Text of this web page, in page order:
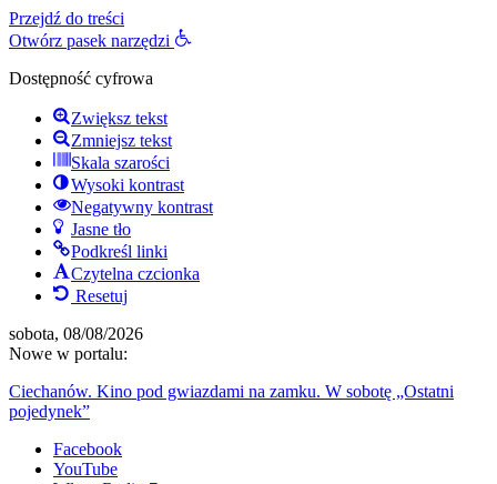
Przejdź do treści
Otwórz pasek narzędzi
Dostępność cyfrowa
Zwiększ tekst
Zmniejsz tekst
Skala szarości
Wysoki kontrast
Negatywny kontrast
Jasne tło
Podkreśl linki
Czytelna czcionka
Resetuj
sobota, 08/08/2026
Nowe w portalu:
Ciechanów. Kino pod gwiazdami na zamku. W sobotę „Ostatni
pojedynek”
Facebook
YouTube